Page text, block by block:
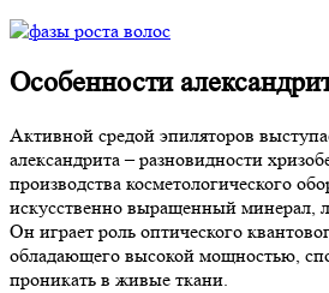
Особенности
Активной средой эпиляторов
александрита – разновидности
производства косметологического
искусственно выращенный минерал,
Он играет роль оптического
обладающего высокой мощностью,
проникать в живые ткани.